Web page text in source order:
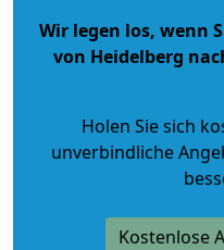
Wir legen los, wenn
von Heidelberg
Holen Sie sich
unverbindliche
Kostenlose